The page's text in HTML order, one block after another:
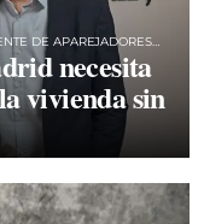
DE APAREJADORES
necesita
vivienda sin